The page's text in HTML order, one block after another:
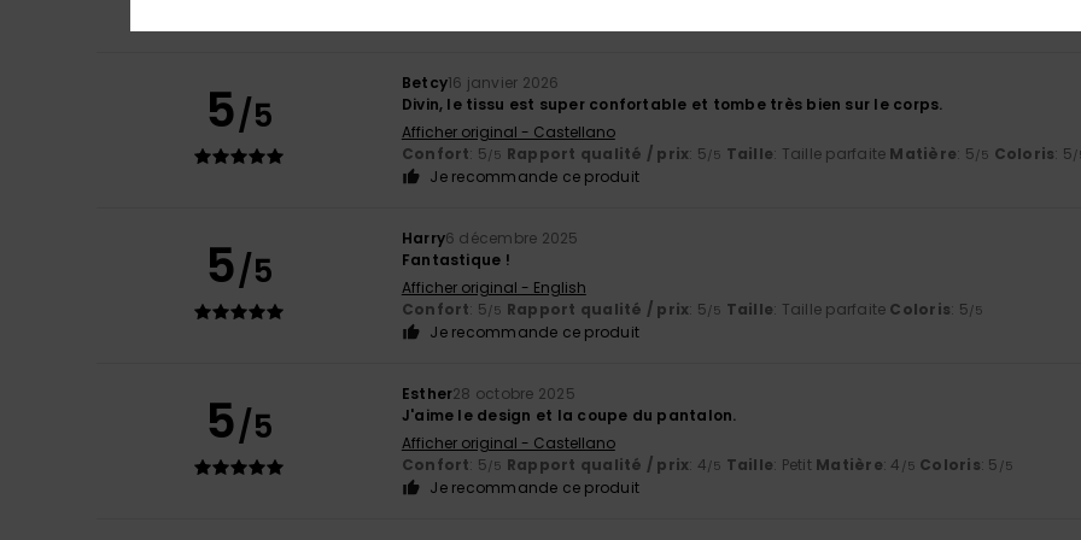
5/5
Betcy16 janvier 2026
Divin, le tissu est super confortable et tombe très bien sur le corps.
Afficher original - Castellano
Confort: 5/5 Rapport qualité / prix: 5/5 Taille: Taille parfaite Matière: 5/5 Coloris: 5/
Je recommande ce produit
5/5
Harry6 décembre 2025
Fantastique !
Afficher original - English
Confort: 5/5 Rapport qualité / prix: 5/5 Taille: Taille parfaite Coloris: 5/5
Je recommande ce produit
5/5
Esther28 octobre 2025
J'aime le design et la coupe du pantalon.
Afficher original - Castellano
Confort: 5/5 Rapport qualité / prix: 4/5 Taille: Petit Matière: 4 /5 Coloris: 5 /5
Je recommande ce produit